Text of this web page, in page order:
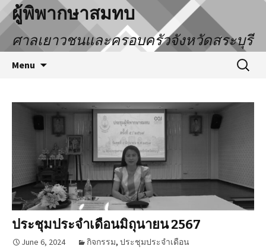
ผู้พิพากษาสมทบ
ศาลเยาวชนและครอบครัวจังหวัดสระบุรี
Menu
ประชุมประจำเดือนมิถุนายน 2567
June 6, 2024 กิจกรรม, ประชุมประจำเดือน